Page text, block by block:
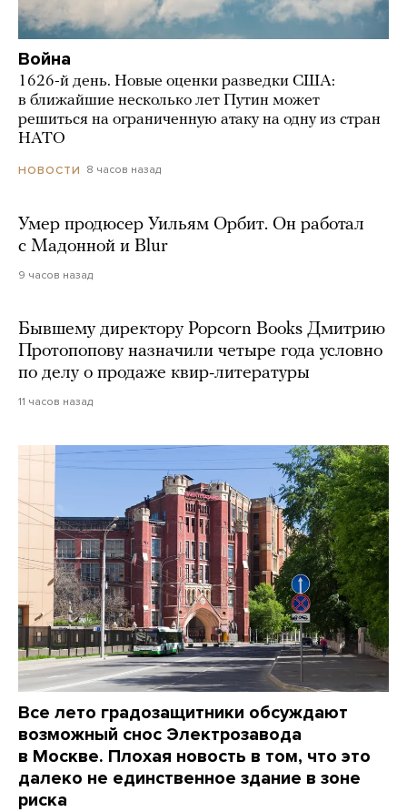
Война
1626-й день. Новые оценки разведки США:
в ближайшие несколько лет Путин может
решиться на ограниченную атаку на одну из стран
НАТО
НОВОСТИ 8 часов назад
Умер продюсер Уильям Орбит. Он работал
с Мадонной и Blur
9 часов назад
Бывшему директору Popcorn Books Дмитрию
Протопопову назначили четыре года условно
по делу о продаже квир-литературы
11 часов назад
Все лето градозащитники обсуждают
возможный снос Электрозавода
в Москве. Плохая новость в том, что это
далеко не единственное здание в зоне
риска